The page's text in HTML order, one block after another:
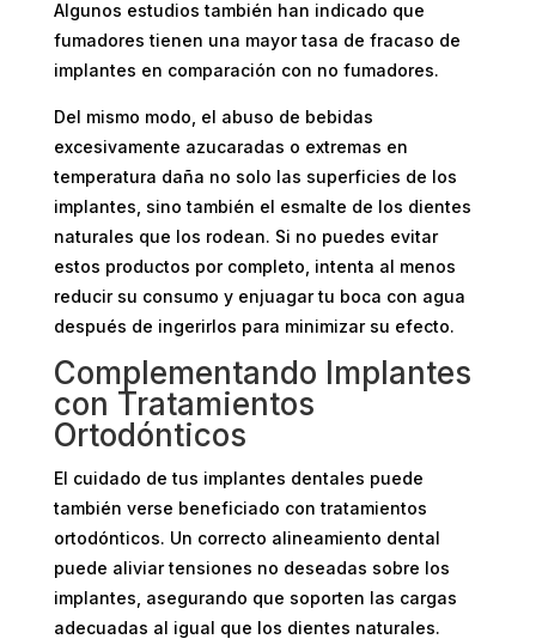
Algunos estudios también han indicado que
fumadores tienen una mayor tasa de fracaso de
implantes en comparación con no fumadores.
Del mismo modo, el abuso de bebidas
excesivamente azucaradas o extremas en
temperatura daña no solo las superficies de los
implantes, sino también el esmalte de los dientes
naturales que los rodean. Si no puedes evitar
estos productos por completo, intenta al menos
reducir su consumo y enjuagar tu boca con agua
después de ingerirlos para minimizar su efecto.
Complementando Implantes
con Tratamientos
Ortodónticos
El cuidado de tus implantes dentales puede
también verse beneficiado con tratamientos
ortodónticos. Un correcto alineamiento dental
puede aliviar tensiones no deseadas sobre los
implantes, asegurando que soporten las cargas
adecuadas al igual que los dientes naturales.